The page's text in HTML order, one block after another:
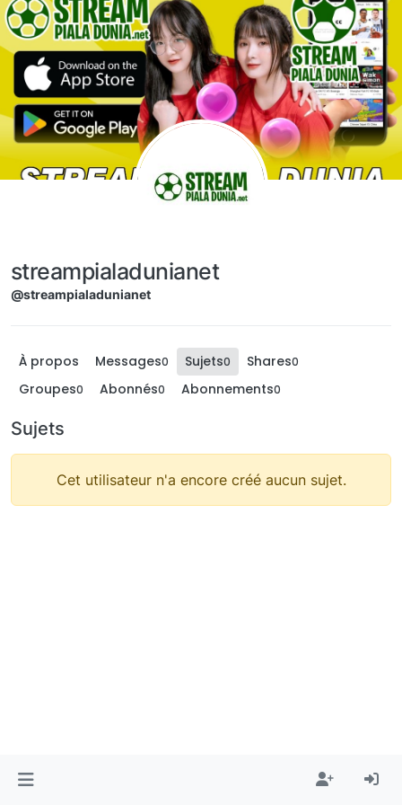
Aller directement au contenu
streampialadunianet
@streampialadunianet
À propos Messages0 Sujets0 Shares0
Groupes0 Abonnés0 Abonnements0
Sujets
Cet utilisateur n'a encore créé aucun sujet.